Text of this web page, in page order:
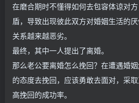
在磨合期时不懂得如何去包容体谅对
盾，导致出现彼此双方对婚姻生活的
关系越来越恶劣。
最终，其中一人提出了离婚。
那么老公要离婚怎么挽回？在遭遇婚
的态度去挽回，应该勇敢去面对，采
高挽回的成功率。